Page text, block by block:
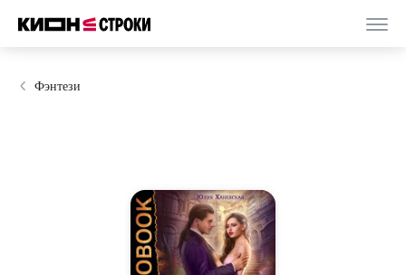
Фэнтези